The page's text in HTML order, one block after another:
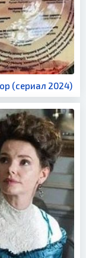
(сериал 2024)